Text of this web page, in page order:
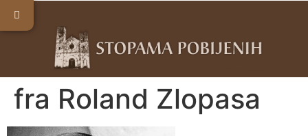
fra Roland Zlopasa